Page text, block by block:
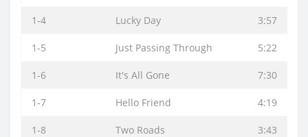
1-4 Lucky Day 3:57
1-5 Just Passing Through 5:22
1-6 It's All Gone 7:30
1-7 Hello Friend 4:19
1-8 Two Roads 3:43